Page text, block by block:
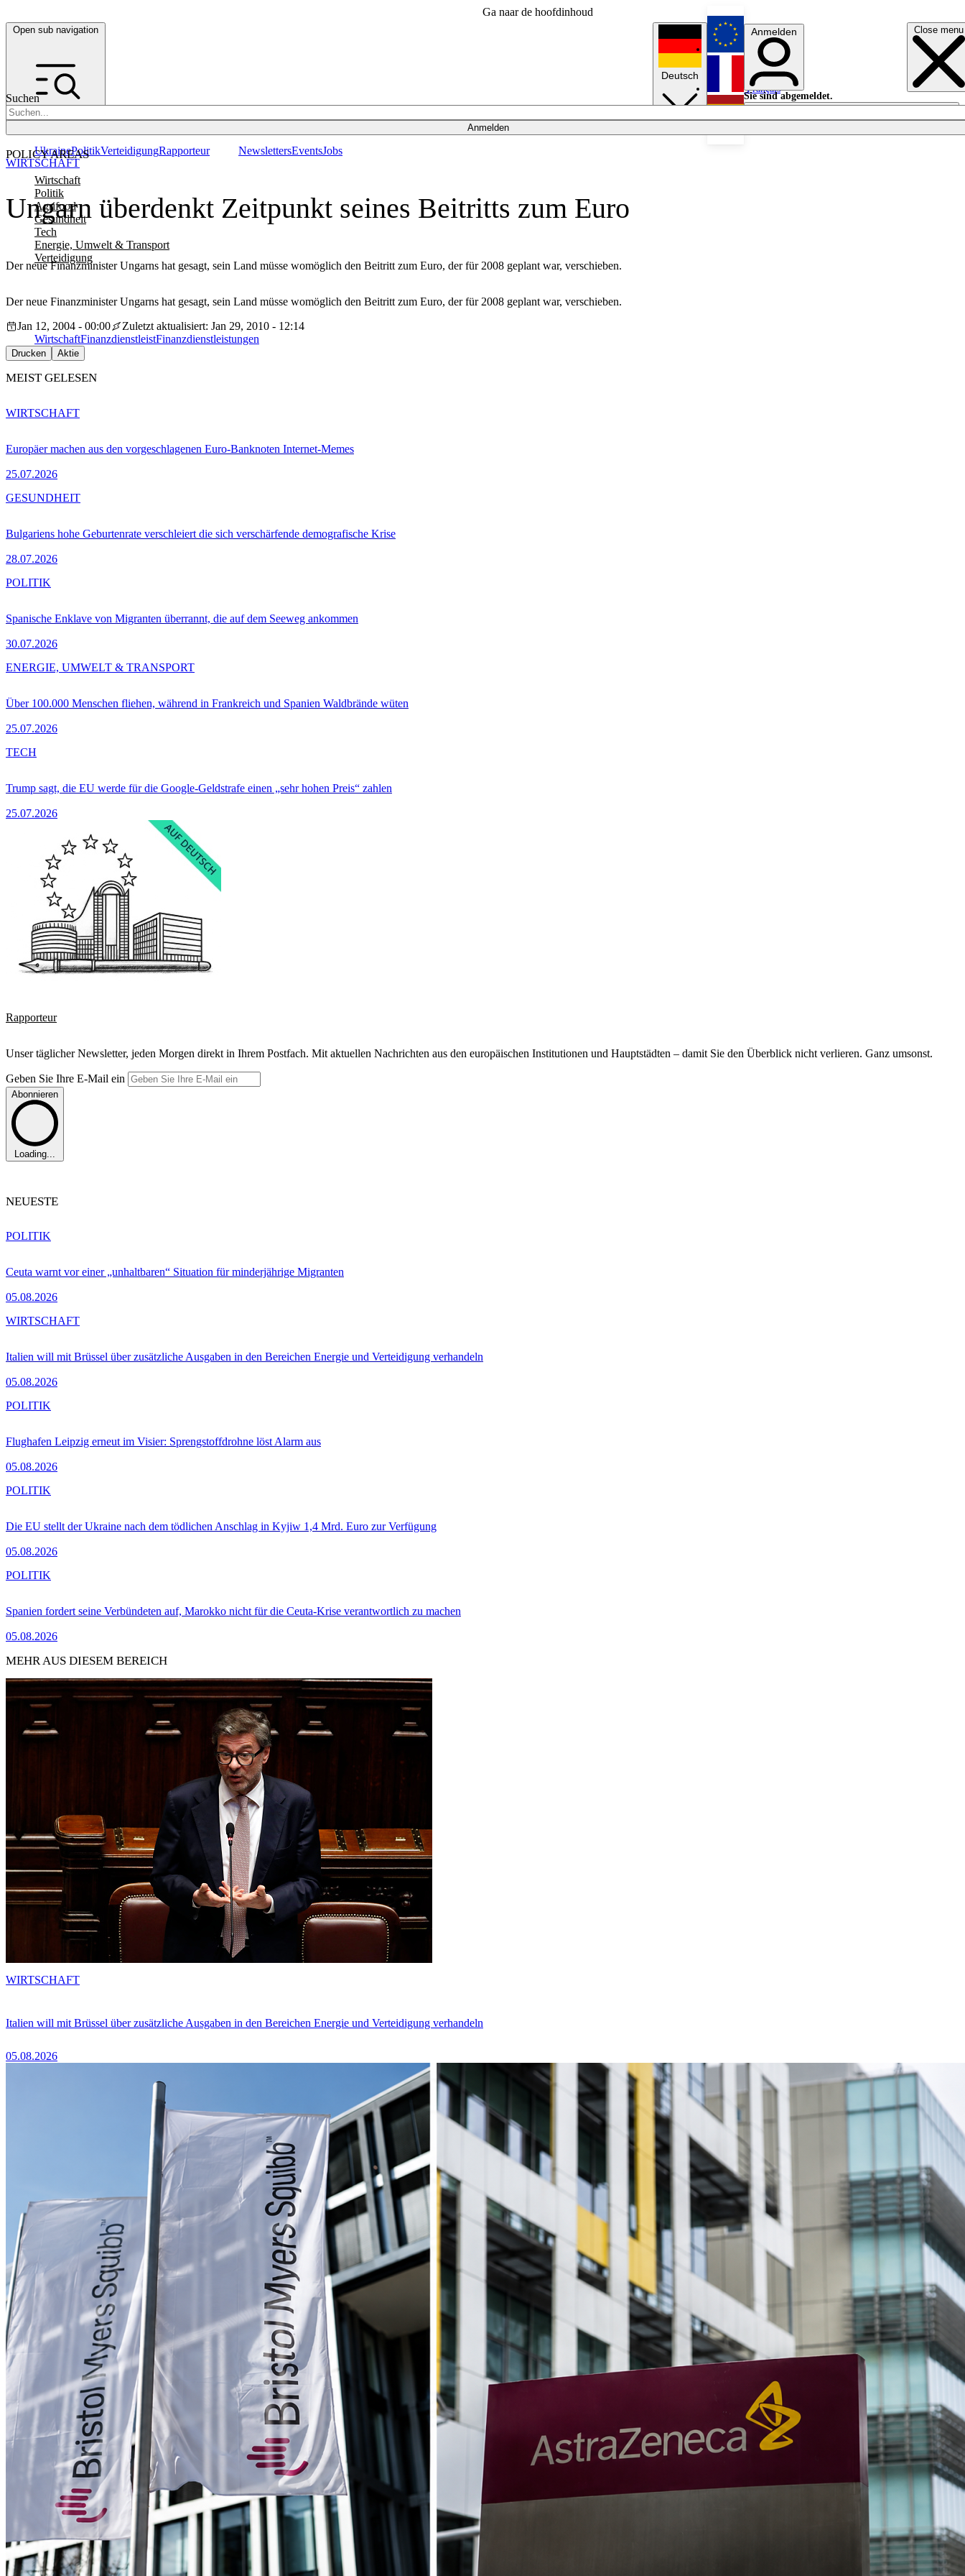
Ga naar de hoofdinhoud
Open sub navigation Close menu
Suchen
Anmelden
POLICY AREAS
Wirtschaft
Politik
Agrifood
Gesundheit
Tech
Energie, Umwelt & Transport
Verteidigung
UkrainePolitikVerteidigungRapporteur NewslettersEventsJobs
Deutsch
English
Français
Anmelden
Sie sind abgemeldet.
Anmelden
Licht aus
Ungarn überdenkt Zeitpunkt seines Beitritts zum Euro
Der neue Finanzminister Ungarns hat gesagt, sein Land müsse womöglich den Beitritt zum Euro, der für 2008 geplant war, verschieben.
WIRTSCHAFT
Der neue Finanzminister Ungarns hat gesagt, sein Land müsse womöglich den Beitritt zum Euro, der für 2008 geplant war, verschieben.
Jan 12, 2004 - 00:00
Zuletzt aktualisiert: Jan 29, 2010 - 12:14
WirtschaftFinanzdienstleistFinanzdienstleistungen
Drucken Aktie
MEIST GELESEN
Europäer machen aus den vorgeschlagenen Euro-Banknoten Internet-Memes
25.07.2026
WIRTSCHAFT
Bulgariens hohe Geburtenrate verschleiert die sich verschärfende demografische Krise
28.07.2026
GESUNDHEIT
Spanische Enklave von Migranten überrannt, die auf dem Seeweg ankommen
30.07.2026
POLITIK
Über 100.000 Menschen fliehen, während in Frankreich und Spanien Waldbrände wüten
25.07.2026
ENERGIE, UMWELT & TRANSPORT
Trump sagt, die EU werde für die Google-Geldstrafe einen „sehr hohen Preis“ zahlen
25.07.2026
TECH
Rapporteur
Unser täglicher Newsletter, jeden Morgen direkt in Ihrem Postfach. Mit aktuellen Nachrichten aus den europäischen Institutionen und Hauptstädten – damit Sie den Überblick nicht verlieren. Ganz umsonst.
Geben Sie Ihre E-Mail ein
Abonnieren
Loading...
NEUESTE
Ceuta warnt vor einer „unhaltbaren“ Situation für minderjährige Migranten
05.08.2026
POLITIK
Italien will mit Brüssel über zusätzliche Ausgaben in den Bereichen Energie und Verteidigung verhandeln
05.08.2026
WIRTSCHAFT
Flughafen Leipzig erneut im Visier: Sprengstoffdrohne löst Alarm aus
05.08.2026
POLITIK
Die EU stellt der Ukraine nach dem tödlichen Anschlag in Kyjiw 1,4 Mrd. Euro zur Verfügung
05.08.2026
POLITIK
Spanien fordert seine Verbündeten auf, Marokko nicht für die Ceuta-Krise verantwortlich zu machen
05.08.2026
POLITIK
MEHR AUS DIESEM BEREICH
Italien will mit Brüssel über zusätzliche Ausgaben in den Bereichen Energie und Verteidigung verhandeln
05.08.2026
WIRTSCHAFT